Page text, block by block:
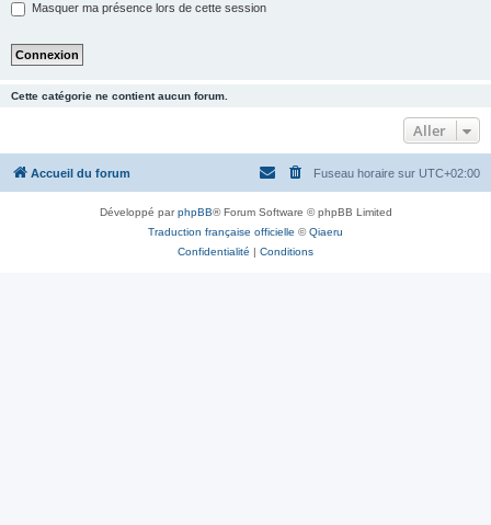
Masquer ma présence lors de cette session
Cette catégorie ne contient aucun forum.
Aller
Accueil du forum Fuseau horaire sur UTC+02:00
Développé parphpBB® Forum Software © phpBB Limited
Traduction française officielle ©Qiaeru
Confidentialité | Conditions